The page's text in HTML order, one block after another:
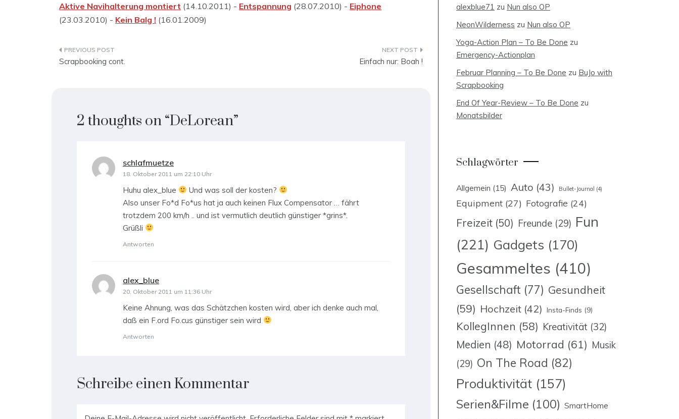
Aktive Navihalterung montiert (14.10.2011) - Entspannung (28.07.2010) - Eiphone
(23.03.2010) - Kein Balg ! (16.01.2009)
Beitragsnavigation
Scrapbooking cont. Einfach nur: Boah !
2 thoughts on “DeLorean”
schlafmuetze
18. Oktober 2011 um 22:10 Uhr
Huhu alex_blue
Und was soll der kosten?
Also unser Fo*d Fo*us hat ja auch keinen Flux Compensator … fährt
trotzdem 200 km/h .. und ist vermutlich deutlich günstiger *grins*.
Grüßli
Antworten
alex_blue
20. Oktober 2011 um 11:36 Uhr
Keine Ahnung, was das Schätzchen kosten wird, aber ich denke auch mal,
daß ein F.ord Fo.cus günstiger sein wird
Antworten
Schreibe einen Kommentar
alexblue71 zu Nun also OP
NeonWilderness zu Nun also OP
Yoga-Action Plan – To Be Done zu
Emergency-Actionplan
Februar Planning – To Be Done zu BuJo with
Scrapbooking
End Of Year-Review – To Be Done zu
Monatsbilder
Schlagwörter
Allgemein (15) Auto (43) Bullet-Journal (4)
Equipment (27) Fotografie (24)
Freizeit (50) Freunde (29) Fun
(221) Gadgets (170)
Gesammeltes (410)
Gesellschaft (77) Gesundheit
(59) Hochzeit (42) Insta-Finds (9)
KollegInnen (58) Kreativität (32)
Medien (48) Motorrad (61) Musik
(29) On The Road (82)
Produktivität (157)
Serien&Filme (100) SmartHome